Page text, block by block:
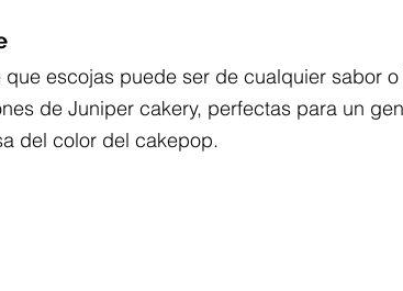
que escojas puede ser de cualquier sabor
de Juniper cakery, perfectas para un
del color del cakepop.